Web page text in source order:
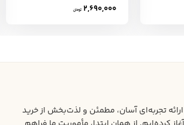
2,690,000 تومان
تجربه‌ای آسان، مطمئن و لذت‌بخش از خرید